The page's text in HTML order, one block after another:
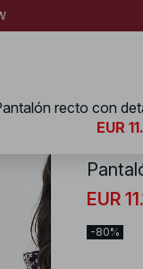
NA-KD /
EUR
-80%
EUR